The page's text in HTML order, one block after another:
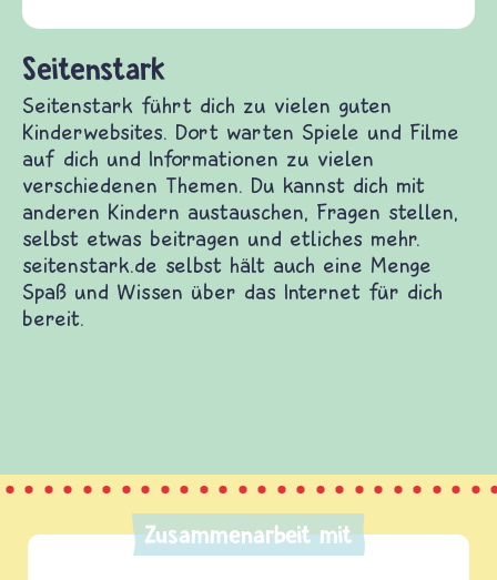
und Frieden, Streit und Gewalt.
Zusammenarbeit mit